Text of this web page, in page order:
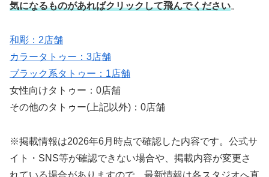
気になるものがあればクリックして飛んでください。
和彫：2店舗
カラータトゥー：3店舗
ブラック系タトゥー：1店舗
女性向けタトゥー：0店舗
その他のタトゥー(上記以外)：0店舗
※掲載情報は2026年6月時点で確認した内容です。公式サ
イト・SNS等が確認できない場合や、掲載内容が変更さ
れている場合がありますので、最新情報は各スタジオへ直